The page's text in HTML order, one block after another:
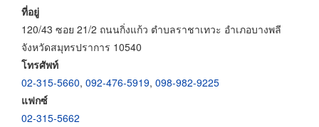
ที่อยู่
120/43 ซอย 21/2 ถนนกิ่งแก้ว ตำบลราชาเทวะ อำเภอบางพลี
จังหวัดสมุทรปราการ 10540
โทรศัพท์
02-315-5660, 092-476-5919, 098-982-9225
แฟกซ์
02-315-5662